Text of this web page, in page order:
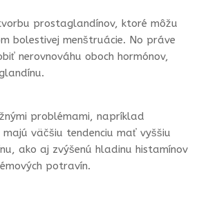
prostaglandínov, ktoré môžu
bolestivej menštruácie. No práve
nerovnováhu oboch hormónov,
problémami, napríklad
väčšiu tendenciu mať vyššiu
ako aj zvýšenú hladinu histamínov
potravín.